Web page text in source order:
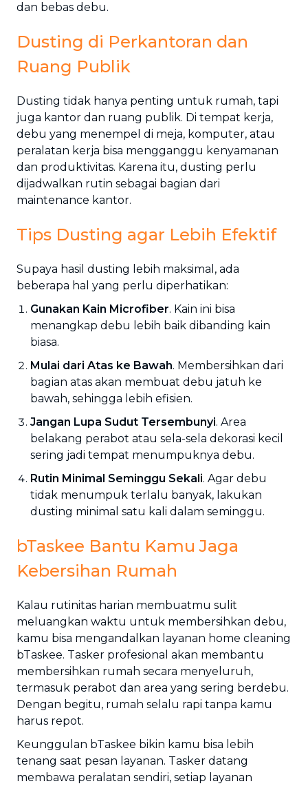
dan bebas debu.
Dusting di Perkantoran dan
Ruang Publik
Dusting tidak hanya penting untuk rumah, tapi
juga kantor dan ruang publik. Di tempat kerja,
debu yang menempel di meja, komputer, atau
peralatan kerja bisa mengganggu kenyamanan
dan produktivitas. Karena itu, dusting perlu
dijadwalkan rutin sebagai bagian dari
maintenance kantor.
Tips Dusting agar Lebih Efektif
Supaya hasil dusting lebih maksimal, ada
beberapa hal yang perlu diperhatikan:
Gunakan Kain Microfiber. Kain ini bisa
menangkap debu lebih baik dibanding kain
biasa.
Mulai dari Atas ke Bawah. Membersihkan dari
bagian atas akan membuat debu jatuh ke
bawah, sehingga lebih efisien.
Jangan Lupa Sudut Tersembunyi. Area
belakang perabot atau sela-sela dekorasi kecil
sering jadi tempat menumpuknya debu.
Rutin Minimal Seminggu Sekali. Agar debu
tidak menumpuk terlalu banyak, lakukan
dusting minimal satu kali dalam seminggu.
bTaskee Bantu Kamu Jaga
Kebersihan Rumah
Kalau rutinitas harian membuatmu sulit
meluangkan waktu untuk membersihkan debu,
kamu bisa mengandalkan layanan home cleaning
bTaskee. Tasker profesional akan membantu
membersihkan rumah secara menyeluruh,
termasuk perabot dan area yang sering berdebu.
Dengan begitu, rumah selalu rapi tanpa kamu
harus repot.
Keunggulan bTaskee bikin kamu bisa lebih
tenang saat pesan layanan. Tasker datang
membawa peralatan sendiri, setiap layanan